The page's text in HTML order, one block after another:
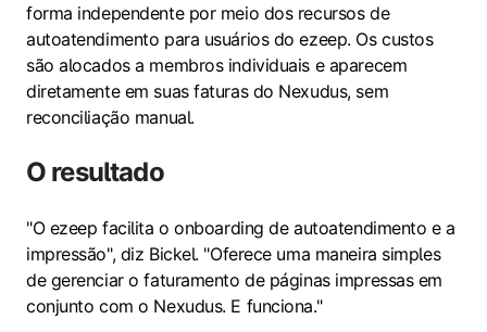
forma independente por meio dos recursos de
autoatendimento para usuários do ezeep. Os custos
são alocados a membros individuais e aparecem
diretamente em suas faturas do Nexudus, sem
reconciliação manual.
O resultado
"O ezeep facilita o onboarding de autoatendimento e a
impressão", diz Bickel. "Oferece uma maneira simples
de gerenciar o faturamento de páginas impressas em
conjunto com o Nexudus. E funciona."